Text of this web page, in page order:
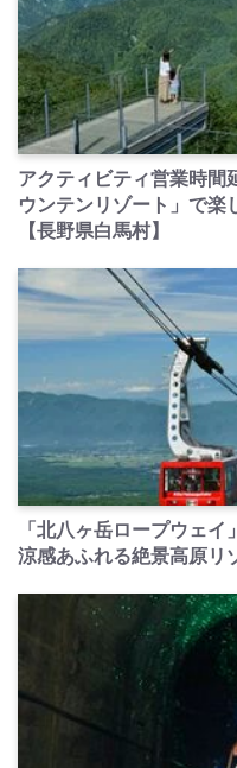
アクティビティ営業時間
ウンテンリゾート」で楽
【長野県白馬村】
「北八ヶ岳ロープウェイ
涼感あふれる絶景高原リ